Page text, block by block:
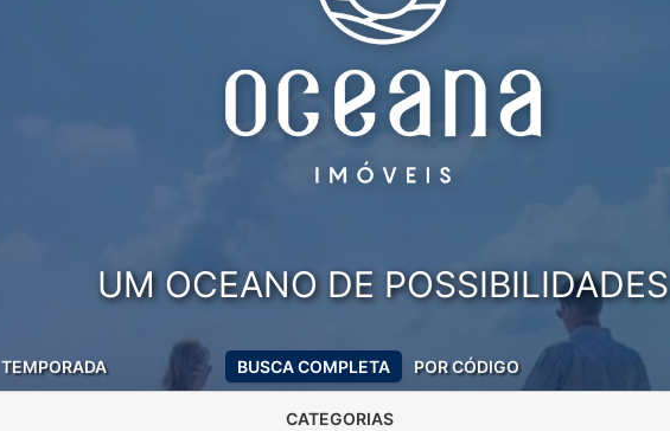
UM OCEANO DE POSSIBILIDADES
TEMPORADA BUSCA COMPLETA POR CÓDIGO
CATEGORIAS